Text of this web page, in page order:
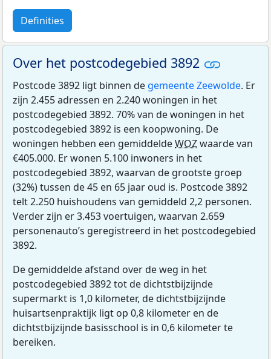
Definities
Over het postcodegebied 3892
Postcode 3892 ligt binnen de gemeente Zeewolde. Er
zijn 2.455 adressen en 2.240 woningen in het
postcodegebied 3892. 70% van de woningen in het
postcodegebied 3892 is een koopwoning. De
woningen hebben een gemiddeldeWOZwaarde van
€405.000. Er wonen 5.100 inwoners in het
postcodegebied 3892, waarvan de grootste groep
(32%) tussen de 45 en 65 jaar oud is. Postcode 3892
telt 2.250 huishoudens van gemiddeld 2,2 personen.
Verder zijn er 3.453 voertuigen, waarvan 2.659
personenauto’s geregistreerd in het postcodegebied
3892.
De gemiddelde afstand over de weg in het
postcodegebied 3892 tot de dichtstbijzijnde
supermarkt is 1,0 kilometer, de dichtstbijzijnde
huisartsenpraktijk ligt op 0,8 kilometer en de
dichtstbijzijnde basisschool is in 0,6 kilometer te
bereiken.